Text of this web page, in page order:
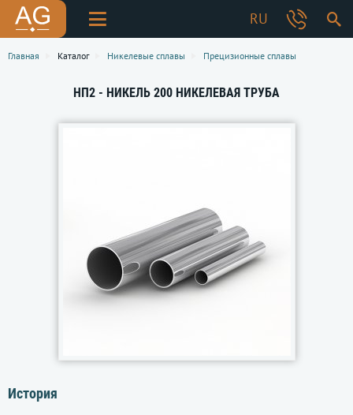
RU
Главная Каталог Никелевые сплавы Прецизионные сплавы
НП2 - НИКЕЛЬ 200 НИКЕЛЕВАЯ ТРУБА
История